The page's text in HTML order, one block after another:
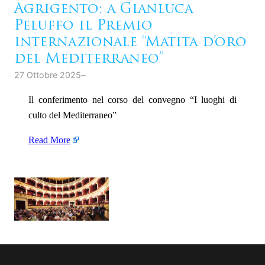
Agrigento: a Gianluca
Peluffo il Premio
internazionale “Matita d’oro
del Mediterraneo”
27 Ottobre 2025–
Il conferimento nel corso del convegno “I luoghi di
culto del Mediterraneo”
Read More